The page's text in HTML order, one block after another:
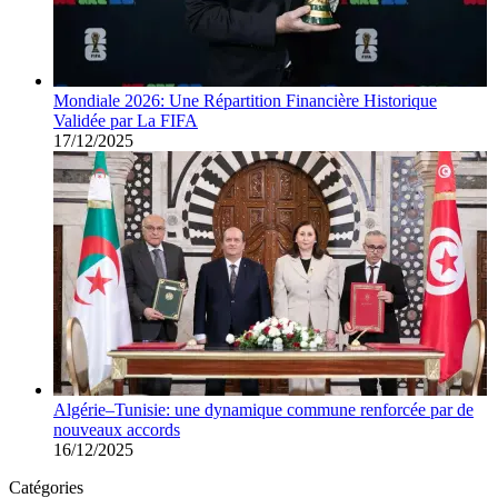
Mondiale 2026: Une Répartition Financière Historique
Validée par La FIFA
17/12/2025
Algérie–Tunisie: une dynamique commune renforcée par de
nouveaux accords
16/12/2025
Catégories